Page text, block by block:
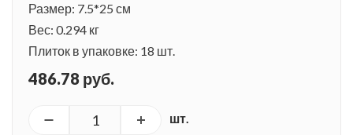
Размер: 7.5*25 см
Вес: 0.294 кг
Плиток в упаковке: 18 шт.
486.78 руб.
шт.